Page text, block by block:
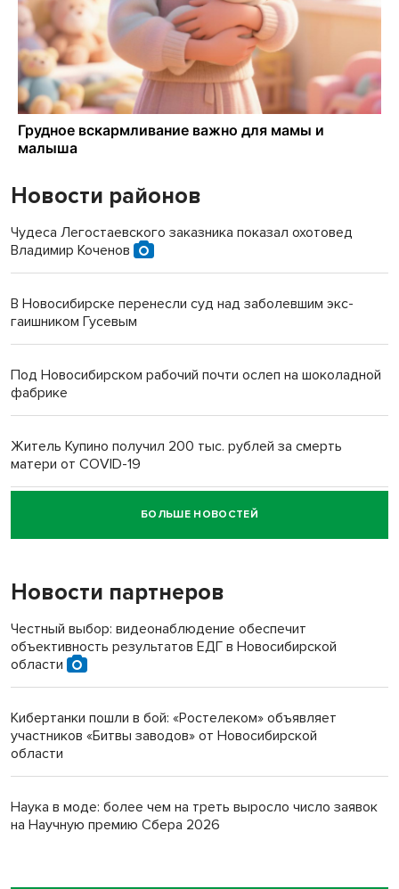
Новости районов
Чудеса Легостаевского заказника показал охотовед
Владимир Коченов
В Новосибирске перенесли суд над заболевшим экс-
гаишником Гусевым
Под Новосибирском рабочий почти ослеп на шоколадной
фабрике
Житель Купино получил 200 тыс. рублей за смерть
матери от COVID-19
Новосибирский суд наказал водителя за смерть
пенсионерки на вокзале
БОЛЬШЕ НОВОСТЕЙ
Новости партнеров
Честный выбор: видеонаблюдение обеспечит
объективность результатов ЕДГ в Новосибирской
области
Кибертанки пошли в бой: «Ростелеком» объявляет
участников «Битвы заводов» от Новосибирской
области
Наука в моде: более чем на треть выросло число заявок
на Научную премию Сбера 2026